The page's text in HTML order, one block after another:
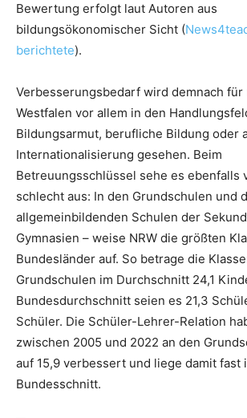
Bewertung erfolgt laut Autoren aus
bildungsökonomischer Sicht (
berichtete).
Verbesserungsbedarf wird demnach
Westfalen vor allem in den
Bildungsarmut, berufliche Bildung oder
Internationalisierung gesehen. Beim
Betreuungsschlüssel sehe es ebenfalls
schlecht aus: In den Grundschulen und
allgemeinbildenden Schulen der
Gymnasien – weise NRW die größten
Bundesländer auf. So betrage die
Grundschulen im Durchschnitt 24,1
Bundesdurchschnitt seien es 21,3
Schüler. Die Schüler-Lehrer-Relation
zwischen 2005 und 2022 an den
auf 15,9 verbessert und liege damit fast
Bundesschnitt.